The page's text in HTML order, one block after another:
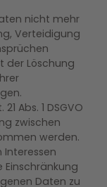
nicht mehr
Verteidigung
der Löschung
Abs. 1 DSGVO
zwischen
werden.
Einschränkung
Daten zu